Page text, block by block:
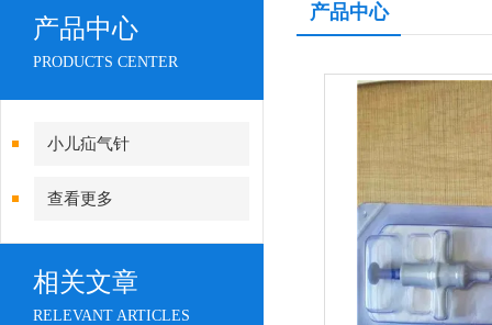
产品中心
PRODUCTS CENTER
小儿疝气针
查看更多
相关文章
RELEVANT ARTICLES
产品中心